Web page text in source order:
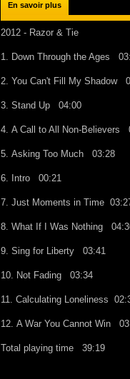
En savoir plus
2012 - Razor & Tie
1. Down Through the Ages
2. You Can't Fill My Shadow
3. Stand Up 04:00
4. A Call to All Non-Believers
5. Asking Too Much 03:28
6. Intro 00:21
7. Just Moments in Time
8. What If I Was Nothing
9. Sing for Liberty 03:41
10. Not Fading 03:34
11. Calculating Loneliness
12. A War You Cannot Win
Total playing time 39:19